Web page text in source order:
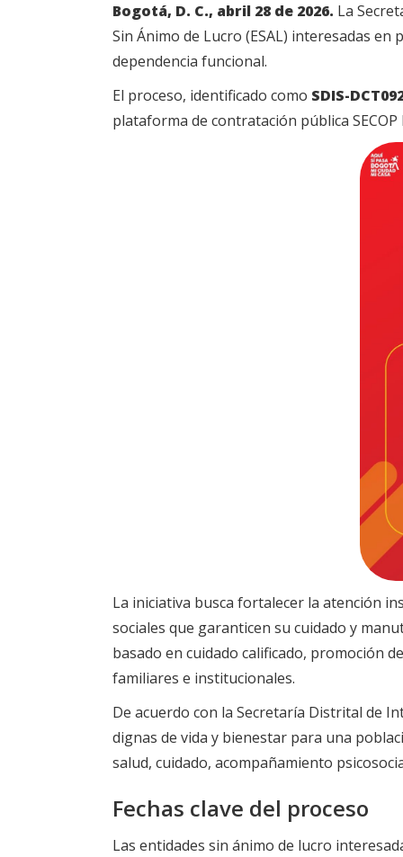
Bogotá, D. C., abril 28 de 2026. La
Sin Ánimo de Lucro (ESAL) interesadas
dependencia funcional.
El proceso, identificado como SDIS-
plataforma de contratación pública
La iniciativa busca fortalecer la atención
sociales que garanticen su cuidado y
basado en cuidado calificado, promoción
familiares e institucionales.
De acuerdo con la Secretaría Distrital de
dignas de vida y bienestar para una
salud, cuidado, acompañamiento
Fechas clave del proceso
Las entidades sin ánimo de lucro